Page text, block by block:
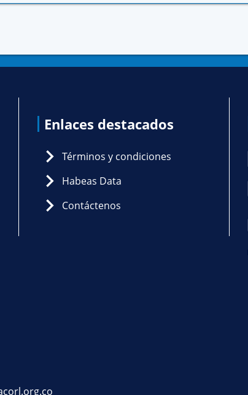
Enlaces destacados
Términos y condiciones
Habeas Data
Contáctenos